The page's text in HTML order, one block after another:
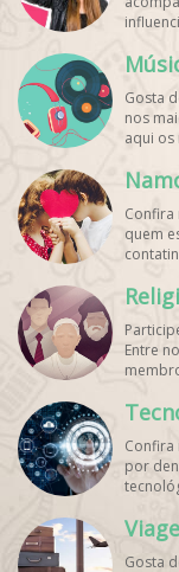
Gosta
nos
aqui os
quem
Entre
Confira
por
Gosta